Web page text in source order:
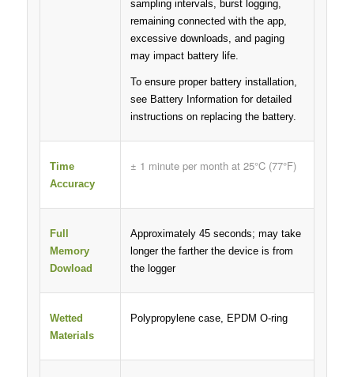
sampling intervals, burst logging,
remaining connected with the app,
excessive downloads, and paging
may impact battery life.
To ensure proper battery installation,
see Battery Information for detailed
instructions on replacing the battery.
Time
Accuracy
± 1 minute per month at 25°C (77°F)
Full
Memory
Dowload
Approximately 45 seconds; may take
longer the farther the device is from
the logger
Wetted
Materials
Polypropylene case, EPDM O-ring